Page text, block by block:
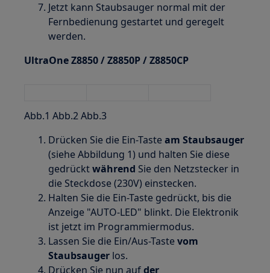
Jetzt kann Staubsauger normal mit der
Fernbedienung gestartet und geregelt
werden.
UltraOne Z8850 / Z8850P / Z8850CP
Abb.1 Abb.2 Abb.3
Drücken Sie die Ein-Tasteam Staubsauger
(siehe Abbildung 1) und halten Sie diese
gedrücktwährend Sie den Netzstecker in
die Steckdose (230V) einstecken.
Halten Sie die Ein-Taste gedrückt, bis die
Anzeige "AUTO-LED" blinkt. Die Elektronik
ist jetzt im Programmiermodus.
Lassen Sie die Ein/Aus-Tastevom
Staubsauger los.
Drücken Sie nun aufder